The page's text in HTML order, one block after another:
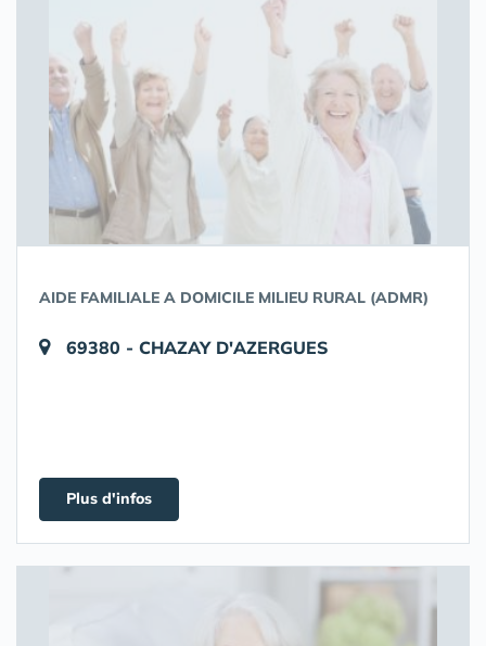
AIDE FAMILIALE A DOMICILE MILIEU RURAL (ADMR)
69380 - CHAZAY D'AZERGUES
Plus d'infos